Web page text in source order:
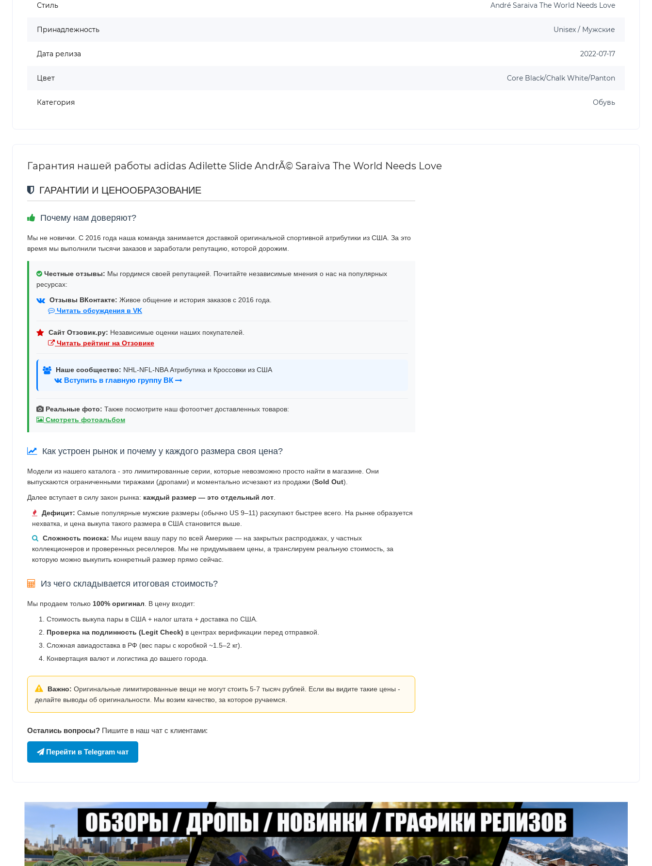
Стиль André Saraiva The World Needs Love
Принадлежность Unisex / Мужские
Дата релиза 2022-07-17
Цвет Core Black/Chalk White/Panton
Категория Обувь
Гарантия нашей работы adidas Adilette Slide AndrÃ© Saraiva The World Needs Love
ГАРАНТИИ И ЦЕНООБРАЗОВАНИЕ
Почему нам доверяют?
Мы не новички. С 2016 года наша команда занимается доставкой оригинальной спортивной атрибутики из США. За это
время мы выполнили тысячи заказов и заработали репутацию, которой дорожим.
Честные отзывы: Мы гордимся своей репутацией. Почитайте независимые мнения о нас на популярных
ресурсах:
Отзывы ВКонтакте: Живое общение и история заказов с 2016 года.
Читать обсуждения в VK
Сайт Отзовик.ру: Независимые оценки наших покупателей.
Читать рейтинг на Отзовике
Наше сообщество: NHL-NFL-NBA Атрибутика и Кроссовки из США
Вступить в главную группу ВК
Реальные фото: Также посмотрите наш фотоотчет доставленных товаров:
Смотреть фотоальбом
Как устроен рынок и почему у каждого размера своя цена?
Модели из нашего каталога - это лимитированные серии, которые невозможно просто найти в магазине. Они
выпускаются ограниченными тиражами (дропами) и моментально исчезают из продажи (Sold Out).
Далее вступает в силу закон рынка: каждый размер — это отдельный лот
Дефицит: Самые популярные мужские размеры (обычно US 9–11) раскупают быстрее всего. На рынке образуется
нехватка, и цена выкупа такого размера в США становится выше.
Сложность поиска: Мы ищем вашу пару по всей Америке — на закрытых распродажах, у частных
коллекционеров и проверенных реселлеров. Мы не придумываем цены, а транслируем реальную стоимость, за
которую можно выкупить конкретный размер прямо сейчас.
Из чего складывается итоговая стоимость?
Мы продаем только 100% оригинал . В цену входит:
Стоимость выкупа пары в США + налог штата + доставка по США.
Проверка на подлинность (Legit Check) в центрах верификации перед отправкой.
Сложная авиадоставка в РФ (вес пары с коробкой ~1.5–2 кг).
Конвертация валют и логистика до вашего города.
Важно: Оригинальные лимитированные вещи не могут стоить 5-7 тысяч рублей. Если вы видите такие цены -
делайте выводы об оригинальности. Мы возим качество, за которое ручаемся.
Остались вопросы? Пишите в наш чат с клиентами:
Перейти в Telegram чат